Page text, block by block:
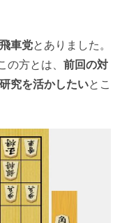
車党とありました。
の方とは、 前回の対
究を活かしたいとこ